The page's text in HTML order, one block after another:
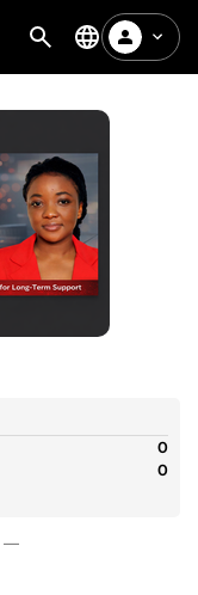
0
0
—